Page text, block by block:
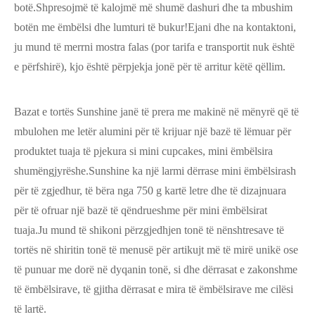
botë.Shpresojmë të kalojmë më shumë dashuri dhe ta mbushim
botën me ëmbëlsi dhe lumturi të bukur!Ejani dhe na kontaktoni,
ju mund të merrni mostra falas (por tarifa e transportit nuk është
e përfshirë), kjo është përpjekja jonë për të arritur këtë qëllim.
Bazat e tortës Sunshine janë të prera me makinë në mënyrë që të
mbulohen me letër alumini për të krijuar një bazë të lëmuar për
produktet tuaja të pjekura si mini cupcakes, mini ëmbëlsira
shumëngjyrëshe.Sunshine ka një larmi dërrase mini ëmbëlsirash
për të zgjedhur, të bëra nga 750 g kartë letre dhe të dizajnuara
për të ofruar një bazë të qëndrueshme për mini ëmbëlsirat
tuaja.Ju mund të shikoni përzgjedhjen tonë të nënshtresave të
tortës në shiritin tonë të menusë për artikujt më të mirë unikë ose
të punuar me dorë në dyqanin tonë, si dhe dërrasat e zakonshme
të ëmbëlsirave, të gjitha dërrasat e mira të ëmbëlsirave me cilësi
të lartë.